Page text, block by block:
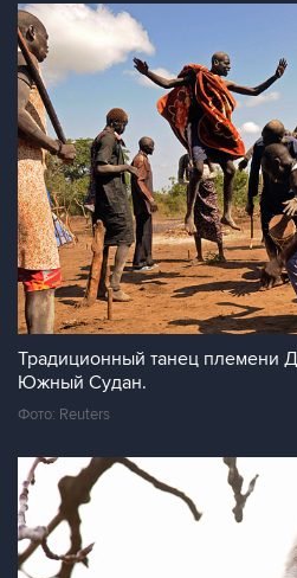
Традиционный танец племени
Южный Судан.
Фото: Reuters